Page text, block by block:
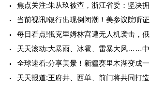
焦点关注:朱从玖被查，浙江省委：坚决拥
当前视讯!银行出现倒闭潮！美参议院听证
每日看点!俄克里姆林宫遭无人机袭击，俄
天天滚动:大暴雨、冰雹、雷暴大风……中
全球速看:分享美景！新疆赛里木湖变成一
天天报道:王府井、西单、前门将共同打造